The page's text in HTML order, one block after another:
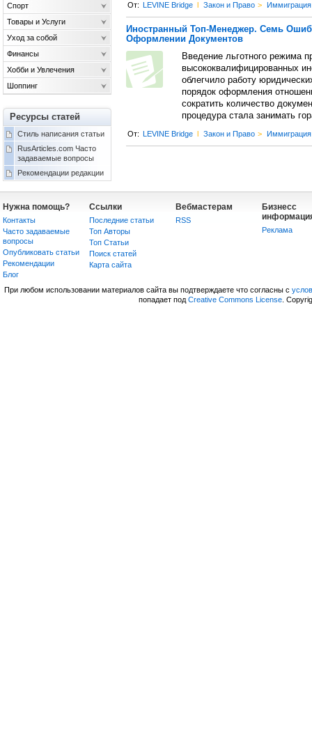
От: LEVINE Bridge l Закон и Право > Иммиграция
Иностранный Топ-Менеджер. Семь
Оформлении Документов
Введение льготного режима
высококвалифицированных
облегчило работу
порядок оформления
сократить количество
процедура стала занимать
От: LEVINE Bridge l Закон и Право > Иммиграция
Спорт
Товары и Услуги
Уход за собой
Финансы
Хобби и Увлечения
Шоппинг
Ресурсы статей
Стиль написания статьи
RusArticles.com Часто
задаваемые вопросы
Рекомендации редакции
Нужна помощь?
Контакты
Часто задаваемые
вопросы
Опубликовать статьи
Рекомендации
Блог
Ссылки
Последние статьи
Топ Авторы
Топ Статьи
Поиск статей
Карта сайта
Вебмастерам
RSS
Бизнесс
Реклама
При любом использовании материалов сайта вы подтверждаете что согласны с
попадает под Creative Commons License.